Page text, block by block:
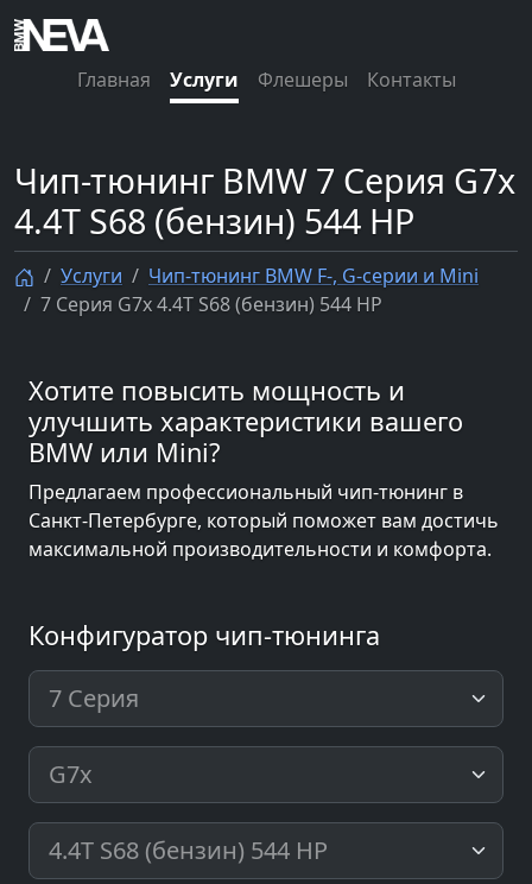
Главная Услуги Флешеры Контакты
Чип-тюнинг BMW 7 Серия G7x
4.4T S68 (бензин) 544 HP
Услуги
Чип-тюнинг BMW F-, G-серии и Mini
7 Серия G7x 4.4T S68 (бензин) 544 HP
Хотите повысить мощность и
улучшить характеристики вашего
BMW или Mini?
Предлагаем профессиональный чип-тюнинг в
Санкт-Петербурге, который поможет вам достичь
максимальной производительности и комфорта.
Конфигуратор чип-тюнинга